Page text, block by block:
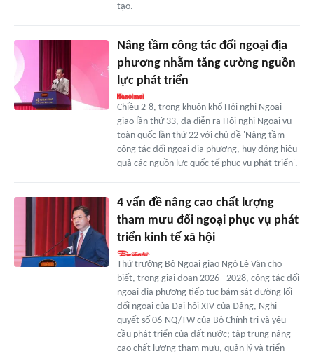
tạo.
Nâng tầm công tác đối ngoại địa
phương nhằm tăng cường nguồn
lực phát triển
Chiều 2-8, trong khuôn khổ Hội nghị Ngoại
giao lần thứ 33, đã diễn ra Hội nghị Ngoại vụ
toàn quốc lần thứ 22 với chủ đề 'Nâng tầm
công tác đối ngoại địa phương, huy động hiệu
quả các nguồn lực quốc tế phục vụ phát triển'.
4 vấn đề nâng cao chất lượng
tham mưu đối ngoại phục vụ phát
triển kinh tế xã hội
Thứ trưởng Bộ Ngoại giao Ngô Lê Văn cho
biết, trong giai đoạn 2026 - 2028, công tác đối
ngoại địa phương tiếp tục bám sát đường lối
đối ngoại của Đại hội XIV của Đảng, Nghị
quyết số 06-NQ/TW của Bộ Chính trị và yêu
cầu phát triển của đất nước; tập trung nâng
cao chất lượng tham mưu, quản lý và triển